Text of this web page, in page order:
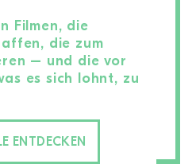
Filmen, die
die zum
– und die vor
es sich lohnt, zu
ENTDECKEN